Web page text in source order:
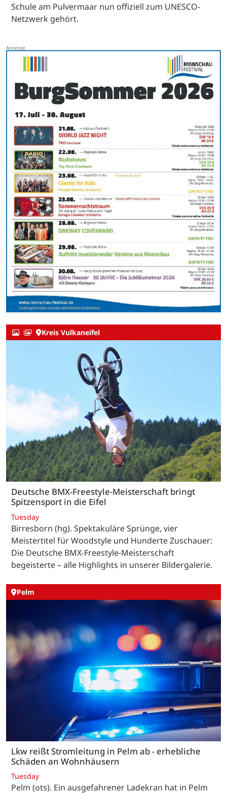
Schule am Pulvermaar nun offiziell zum UNESCO-
Netzwerk gehört.
Kreis Vulkaneifel
Deutsche BMX-Freestyle-Meisterschaft bringt
Spitzensport in die Eifel
Tuesday
Birresborn (hg). Spektakuläre Sprünge, vier
Meistertitel für Woodstyle und Hunderte Zuschauer:
Die Deutsche BMX-Freestyle-Meisterschaft
begeisterte – alle Highlights in unserer Bildergalerie.
Pelm
Lkw reißt Stromleitung in Pelm ab - erhebliche
Schäden an Wohnhäusern
Tuesday
Pelm (ots). Ein ausgefahrener Ladekran hat in Pelm